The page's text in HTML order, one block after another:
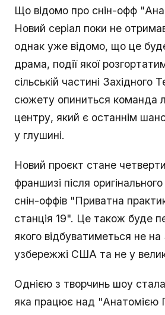
Що відомо про снін-офф
Новий серіал поки не
однак уже відомо, що це
драма, події якої
сільській частині Західного
сюжету опиниться команда
центру, який є останнім
у глушині.
Новий проєкт стане
франшизі після
снін-оффів "Приватна
станція 19". Це також буде
якого відбуватиметься не
узбережжі США та не у
Однією з творчинь шоу
яка працює над "Анатомією